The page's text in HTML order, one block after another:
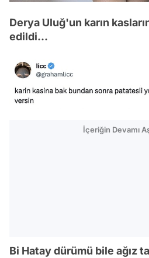
Derya Uluğ'un karın
edildi...
İçeriğin Devamı
Bi Hatay dürümü bile ağız